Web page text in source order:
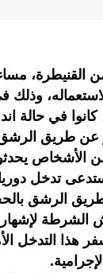
ما بين 20 و29
عن طريق الرشق
تدخل
الرشق
الشرطة
هذا التدخل